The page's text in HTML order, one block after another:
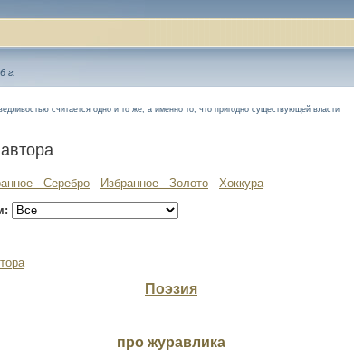
г.
считается одно и то же, а именно то, что пригодно существующей власти
- Серебро Избранное - Золото
Хоккура
Поэзия
про журавлика